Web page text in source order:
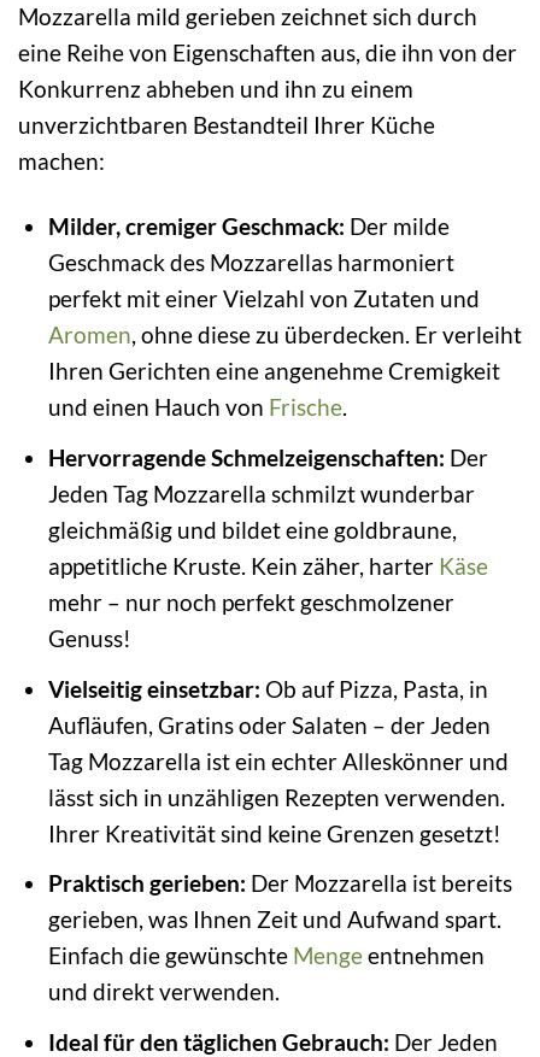
Mozzarella mild gerieben zeichnet sich durch
eine Reihe von Eigenschaften aus, die ihn von der
Konkurrenz abheben und ihn zu einem
unverzichtbaren Bestandteil Ihrer Küche
machen:
Milder, cremiger Geschmack: Der milde
Geschmack des Mozzarellas harmoniert
perfekt mit einer Vielzahl von Zutaten und
Aromen, ohne diese zu überdecken. Er verleiht
Ihren Gerichten eine angenehme Cremigkeit
und einen Hauch von Frische.
Hervorragende Schmelzeigenschaften: Der
Jeden Tag Mozzarella schmilzt wunderbar
gleichmäßig und bildet eine goldbraune,
appetitliche Kruste. Kein zäher, harter Käse
mehr – nur noch perfekt geschmolzener
Genuss!
Vielseitig einsetzbar: Ob auf Pizza, Pasta, in
Aufläufen, Gratins oder Salaten – der Jeden
Tag Mozzarella ist ein echter Alleskönner und
lässt sich in unzähligen Rezepten verwenden.
Ihrer Kreativität sind keine Grenzen gesetzt!
Praktisch gerieben: Der Mozzarella ist bereits
gerieben, was Ihnen Zeit und Aufwand spart.
Einfach die gewünschte Mengeentnehmen
und direkt verwenden.
Ideal für den täglichen Gebrauch: Der Jeden